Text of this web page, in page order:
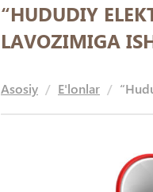
“HUDUDIY
LAVOZIMIGA
Asosiy E'lonlar